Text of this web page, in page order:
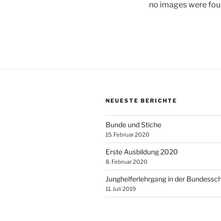
no images were
NEUESTE BERICHTE
Bunde und Stiche
15. Februar 2020
Erste Ausbildung 2020
8. Februar 2020
Junghelferlehrgang in der
11. Juli 2019